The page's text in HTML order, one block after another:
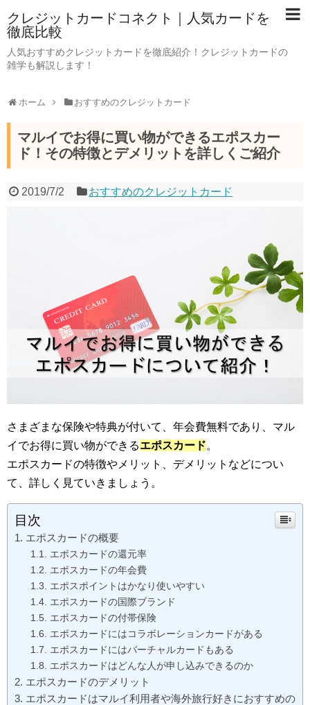
クレジットカードコネクト｜人気カードを
徹底比較
人気おすすめクレジットカードを徹底紹介！クレジットカードの
雑学も解説します！
ホーム おすすめのクレジットカード
マルイでお得に買い物ができるエポスカー
ド！その特徴とデメリットを詳しくご紹介
2019/7/2 おすすめのクレジットカード
さまざまな保険や特典が付いて、年会費無料であり、マル
イでお得に買い物ができるエポスカード。
エポスカードの特徴やメリット、デメリットなどについ
て、詳しく見ていきましょう。
目次
エポスカードの概要
エポスカードの還元率
エポスカードの年会費
エポスポイントはかなり使いやすい
エポスカードの国際ブランド
エポスカードの付帯保険
エポスカードにはコラボレーションカードがある
エポスカードにはバーチャルカードもある
エポスカードはどんな人が申し込みできるのか
エポスカードのデメリット
エポスカードはマルイ利用者や海外旅行好きにおすすめの